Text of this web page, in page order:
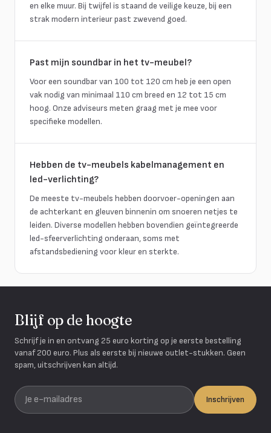
en elke muur. Bij twijfel is staand de veilige keuze, bij een
strak modern interieur past zwevend goed.
Past mijn soundbar in het tv-meubel?
Voor een soundbar van 100 tot 120 cm heb je een open
vak nodig van minimaal 110 cm breed en 12 tot 15 cm
hoog. Onze adviseurs meten graag met je mee voor
specifieke modellen.
Hebben de tv-meubels kabelmanagement en
led-verlichting?
De meeste tv-meubels hebben doorvoer-openingen aan
de achterkant en gleuven binnenin om snoeren netjes te
leiden. Diverse modellen hebben bovendien geïntegreerde
led-sfeerverlichting onderaan, soms met
afstandsbediening voor kleur en sterkte.
Blijf op de hoogte
Schrijf je in en ontvang 25 euro korting op je eerste bestelling
vanaf 200 euro. Plus als eerste bij nieuwe outlet-stukken. Geen
spam, uitschrijven kan altijd.
Je e-mailadres
Inschrijven